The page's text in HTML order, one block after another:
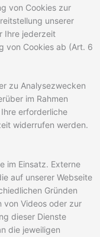
von Cookies zur
unserer
Ihre jederzeit
von Cookies ab (Art. 6
zu Analysezwecken
im Rahmen
erforderliche
widerrufen werden.
im Einsatz. Externe
auf unserer Webseite
Gründen
von Videos oder zur
dieser Dienste
die jeweiligen